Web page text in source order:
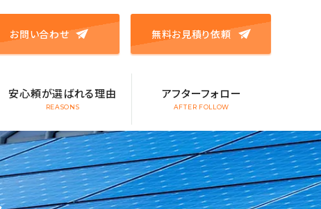
お問い合わせ 無料お見積り依頼
安心頼が選ばれる理由
REASONS
アフターフォロー
AFTER FOLLOW